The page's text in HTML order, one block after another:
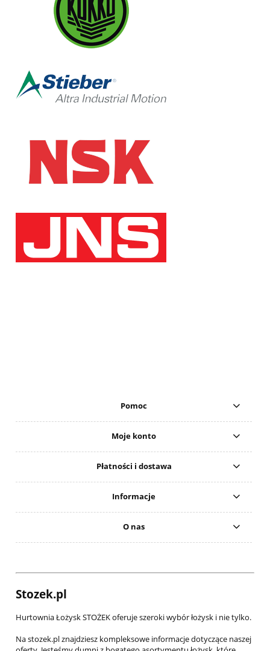
Pomoc
Moje konto
Płatności i dostawa
Informacje
O nas
Stozek.pl
Hurtownia Łożysk STOŻEK oferuje szeroki wybór łożysk i nie tylko.
Na stozek.pl znajdziesz kompleksowe informacje dotyczące naszej